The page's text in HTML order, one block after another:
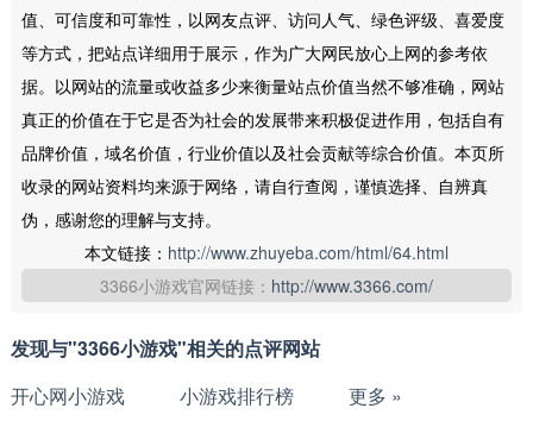
值、可信度和可靠性，以网友点评、访问人气、绿色评级、喜爱度
等方式，把站点详细用于展示，作为广大网民放心上网的参考依
据。以网站的流量或收益多少来衡量站点价值当然不够准确，网站
真正的价值在于它是否为社会的发展带来积极促进作用，包括自有
品牌价值，域名价值，行业价值以及社会贡献等综合价值。本页所
收录的网站资料均来源于网络，请自行查阅，谨慎选择、自辨真
伪，感谢您的理解与支持。
本文链接： http://www.zhuyeba.com/html/64.html
3366小游戏官网链接： http://www.3366.com/
发现与"3366小游戏"相关的点评网站
开心网小游戏
小游戏排行榜
更多 »